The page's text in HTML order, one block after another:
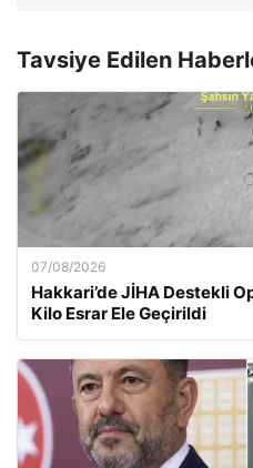
Tavsiye Edilen
07/08/2026
Hakkari’de JİHA Destekli
Kilo Esrar Ele Geçirildi